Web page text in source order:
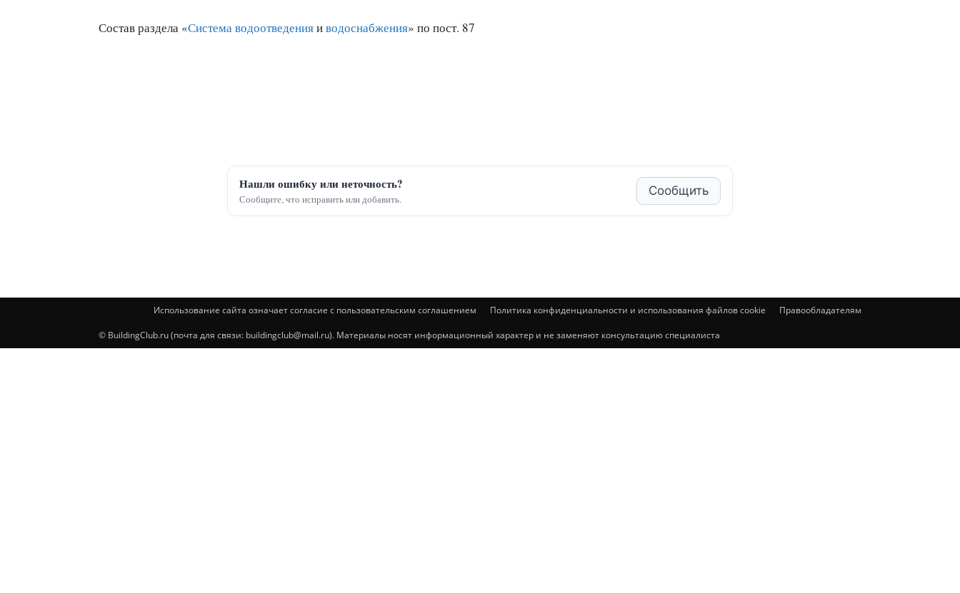
Состав раздела «Система водоотведенияиводоснабжения» по пост. 87
Нашли ошибку или неточность?
Сообщите, что исправить или добавить.
Сообщить
Использование сайта означает согласие с пользовательским соглашением Политика конфиденциальности и использования файлов cookie Правообладателям
© BuildingClub.ru (почта для связи: buildingclub@mail.ru). Материалы носят информационный характер и не заменяют консультацию специалиста